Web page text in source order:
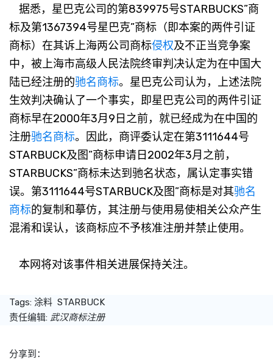
据悉，星巴克公司的第839975号STARBUCKS”商
标及第1367394号星巴克”商标（即本案的两件引证
商标）在其诉上海两公司商标侵权及不正当竞争案
中，被上海市高级人民法院终审判决认定为在中国大
陆已经注册的驰名商标。星巴克公司认为，上述法院
生效判决确认了一个事实，即星巴克公司的两件引证
商标早在2000年3月9日之前，就已经成为在中国的
注册驰名商标。因此，商评委认定在第3111644号
STARBUCK及图”商标申请日2002年3月之前，
STARBUCKS”商标未达到驰名状态，属认定事实错
误。第3111644号STARBUCK及图”商标是对其驰名
商标的复制和摹仿，其注册与使用易使相关公众产生
混淆和误认，该商标应不予核准注册并禁止使用。
本网将对该事件相关进展保持关注。
Tags: 涂料 STARBUCK
责任编辑: 武汉商标注册
分享到：